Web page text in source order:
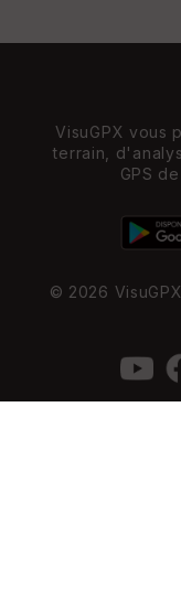
VisuGPX vous
terrain,
GPS
© 2026 VisuGPX